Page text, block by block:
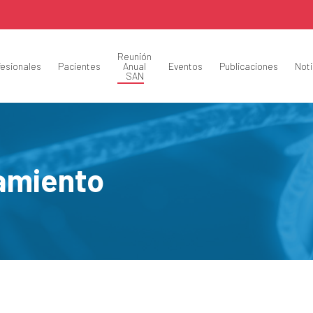
Pacientes
Reunión
Anual
SAN
Eventos Publicaciones